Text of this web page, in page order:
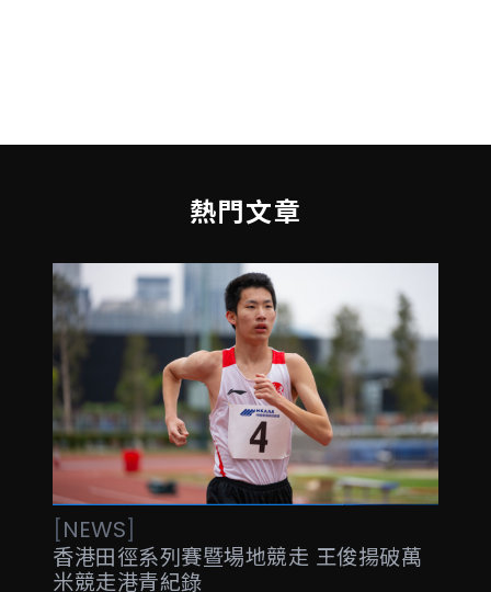
熱門文章
[NEWS]
香港田徑系列賽暨場地競走 王俊揚破萬
米競走港青紀錄